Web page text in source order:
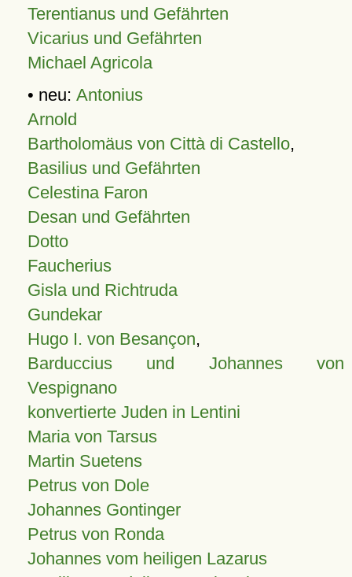
Terentianus und Gefährten
Vicarius und Gefährten
Michael Agricola
• neu: Antonius
Arnold
Bartholomäus von Città di Castello,
Basilius und Gefährten
Celestina Faron
Desan und Gefährten
Dotto
Faucherius
Gisla und Richtruda
Gundekar
Hugo I. von Besançon,
Barduccius und Johannes von
Vespignano
konvertierte Juden in Lentini
Maria von Tarsus
Martin Suetens
Petrus von Dole
Johannes Gontinger
Petrus von Ronda
Johannes vom heiligen Lazarus